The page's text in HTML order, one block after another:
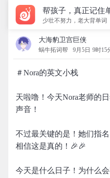
帮孩子，真正记住
少壮不努力，老大背单词
大海豹卫宫巨侠
蜗牛拓词帮 9月5日 9时15
＃Nora的英文小栈
天啦噜！今天Nora老师的
声音！
不过最关键的是！她们指
相信这是真的！🎉🎉
今天是什么日子！为什么